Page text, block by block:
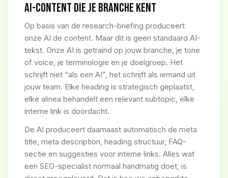
AI-CONTENT DIE JE BRANCHE KENT
Op basis van de research-briefing produceert
onze AI de content. Maar dit is geen standaard AI-
tekst. Onze AI is getraind op jouw branche, je tone
of voice, je terminologie en je doelgroep. Het
schrijft niet “als een AI”, het schrijft als iemand uit
jouw team. Elke heading is strategisch geplaatst,
elke alinea behandelt een relevant subtopic, elke
interne link is doordacht.
De AI produceert daarnaast automatisch de meta
title, meta description, heading structuur, FAQ-
sectie en suggesties voor interne links. Alles wat
een SEO-specialist normaal handmatig doet, is